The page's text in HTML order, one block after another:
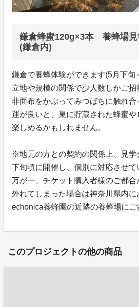
鎌倉蜂蜜120g×3本 養蜂場見
(鎌倉内)
鎌倉で養蜂体験ができます(5月下旬
立地や規模の関係で少人数しかご
非面布をかぶってみつばちに触れ合
運が良いと、巣に貯蔵された蜂蜜や
楽しめるかもしれません。
※地元の方との契約の関係上、見学
下旬頃に開催し、個別に対応させて
万が一、チケット購入者様のご都合
外れてしまった場合は神奈川県内に
echonica養蜂園の近隣の養蜂場にご
このプロジェクトの他の商品